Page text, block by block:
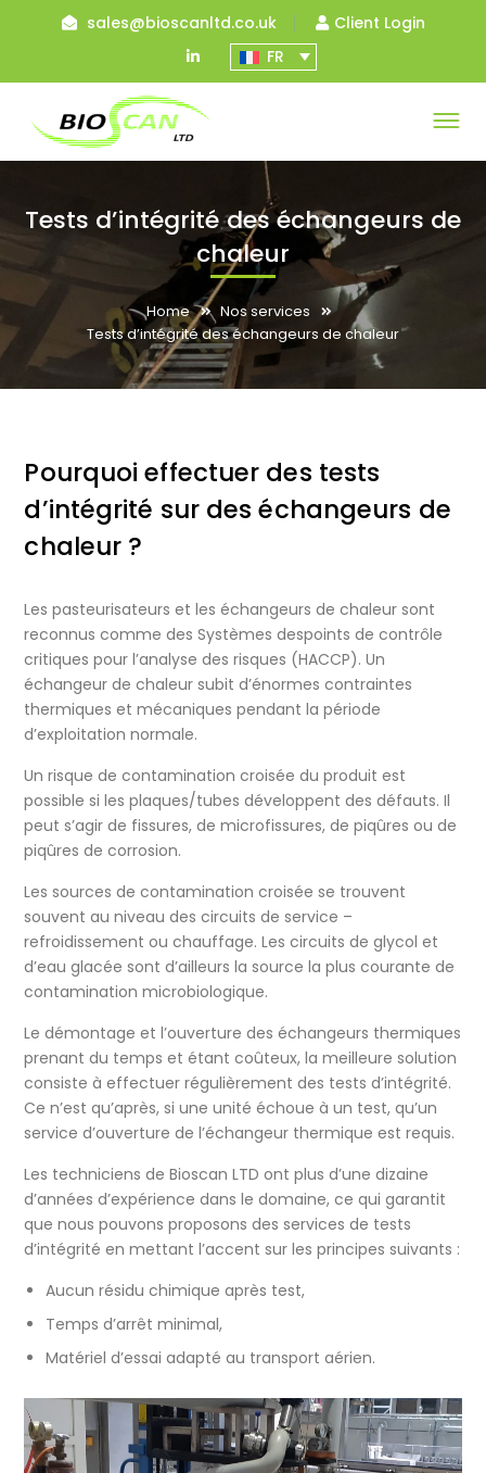
sales@bioscanltd.co.uk
Client Login
LinkedIn
Profile
FR
Tests d’intégrité des échangeurs de
chaleur
Home
Nos services
Tests d’intégrité des échangeurs de chaleur
Pourquoi effectuer des tests
d’intégrité sur des échangeurs de
chaleur ?
Les pasteurisateurs et les échangeurs de chaleur sont
reconnus comme des Systèmes despoints de contrôle
critiques pour l’analyse des risques (HACCP). Un
échangeur de chaleur subit d’énormes contraintes
thermiques et mécaniques pendant la période
d’exploitation normale.
Un risque de contamination croisée du produit est
possible si les plaques/tubes développent des défauts. Il
peut s’agir de fissures, de microfissures, de piqûres ou de
piqûres de corrosion.
Les sources de contamination croisée se trouvent
souvent au niveau des circuits de service –
refroidissement ou chauffage. Les circuits de glycol et
d’eau glacée sont d’ailleurs la source la plus courante de
contamination microbiologique.
Le démontage et l’ouverture des échangeurs thermiques
prenant du temps et étant coûteux, la meilleure solution
consiste à effectuer régulièrement des tests d’intégrité.
Ce n’est qu’après, si une unité échoue à un test, qu’un
service d’ouverture de l’échangeur thermique est requis.
Les techniciens de Bioscan LTD ont plus d’une dizaine
d’années d’expérience dans le domaine, ce qui garantit
que nous pouvons proposons des services de tests
d’intégrité en mettant l’accent sur les principes suivants :
Aucun résidu chimique après test,
Temps d’arrêt minimal,
Matériel d’essai adapté au transport aérien.